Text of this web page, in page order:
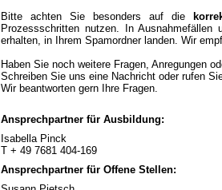
Bitte achten Sie besonders auf die
Prozessschritten nutzen. In
erhalten, in Ihrem Spamordner landen. Wir
Haben Sie noch weitere Fragen, Anregungen
Schreiben Sie uns eine Nachricht oder rufen
Wir beantworten gern Ihre Fragen.
Ansprechpartner für Ausbildung:
Isabella Pinck
T + 49 7681 404-169
Ansprechpartner für Offene Stellen: